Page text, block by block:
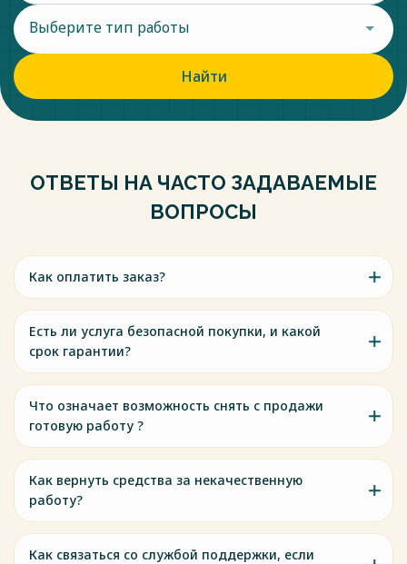
Выберите тип работы
Найти
ОТВЕТЫ НА ЧАСТО ЗАДАВАЕМЫЕ
ВОПРОСЫ
Как оплатить заказ?
Есть ли услуга безопасной покупки, и какой
срок гарантии?
Что означает возможность снять с продажи
готовую работу ?
Как вернуть средства за некачественную
работу?
Как связаться со службой поддержки, если